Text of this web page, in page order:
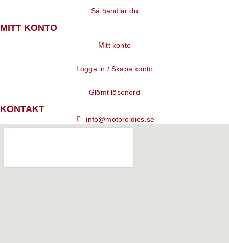
Så handlar du
MITT KONTO
Mitt konto
Logga in / Skapa konto
Glömt lösenord
KONTAKT
info@motoroldies.se